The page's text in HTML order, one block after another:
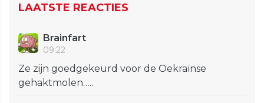
LAATSTE REACTIES
Brainfart
09:22
Ze zijn goedgekeurd voor de Oekraïnse
gehaktmolen…..